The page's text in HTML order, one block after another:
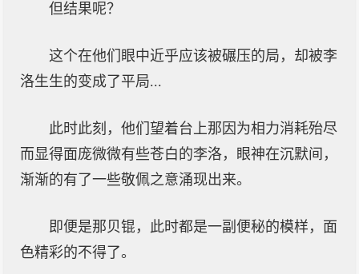
但结果呢？
这个在他们眼中近乎应该被碾压的局，却被李
洛生生的变成了平局...
此时此刻，他们望着台上那因为相力消耗殆尽
而显得面庞微微有些苍白的李洛，眼神在沉默间，
渐渐的有了一些敬佩之意涌现出来。
即便是那贝锟，此时都是一副便秘的模样，面
色精彩的不得了。